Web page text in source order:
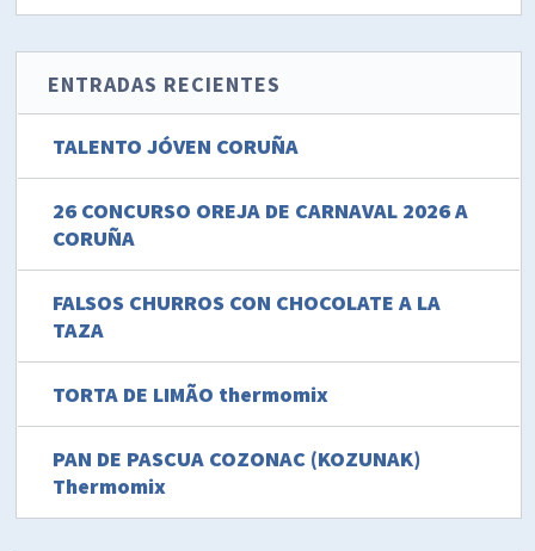
ENTRADAS RECIENTES
TALENTO JÓVEN CORUÑA
26 CONCURSO OREJA DE CARNAVAL 2026 A
CORUÑA
FALSOS CHURROS CON CHOCOLATE A LA
TAZA
TORTA DE LIMÃO thermomix
PAN DE PASCUA COZONAC (KOZUNAK)
Thermomix